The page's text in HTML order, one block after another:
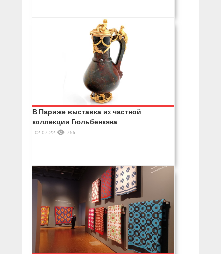
В Париже выставка из частной
коллекции Гюльбенкяна
02.07.22 755